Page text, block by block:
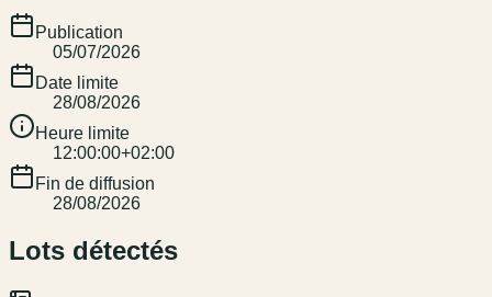
Publication
05/07/2026
Date limite
28/08/2026
Heure limite
12:00:00+02:00
Fin de diffusion
28/08/2026
Lots détectés